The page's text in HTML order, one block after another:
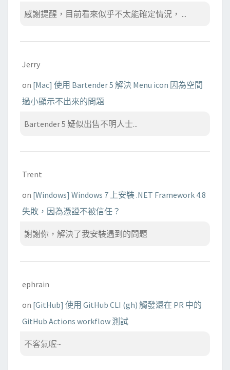
感謝提醒，目前看來似乎不太能確定情況， ...
Jerry
on [Mac] 使用 Bartender 5 解決 Menu icon 因為空間
過小顯示不出來的問題
Bartender 5 疑似出售不明人士...
Trent
on [Windows] Windows 7 上安裝 .NET Framework 4.8
失敗，因為憑證不被信任？
謝謝你，解決了我安裝遇到的問題
ephrain
on [GitHub] 使用 GitHub CLI (gh) 觸發還在 PR 中的
GitHub Actions workflow 測試
不客氣喔~